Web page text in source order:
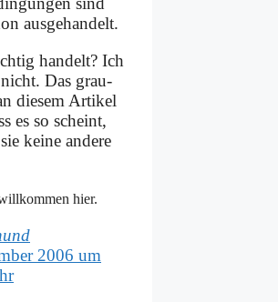
aus­ge­han­delt.
han­delt? Ich
nicht. Das grau­
die­sem Ar­ti­kel
es so scheint,
kei­ne an­de­re
hier.
2006 um